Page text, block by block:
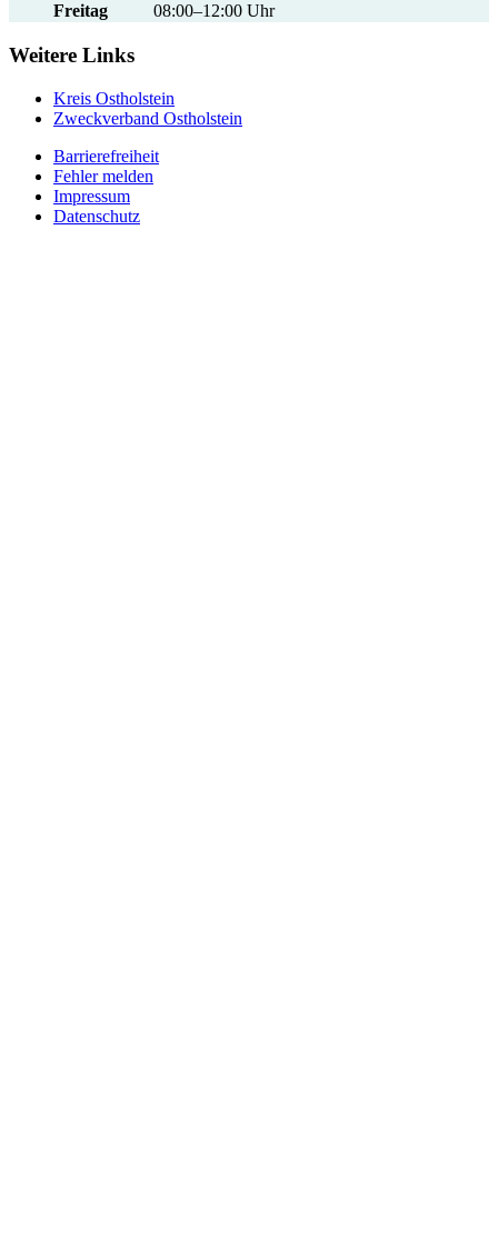
Freitag
08:00–12:00 Uhr
Weitere Links
Kreis Ostholstein
Zweckverband Ostholstein
Barrierefreiheit
Fehler melden
Impressum
Datenschutz